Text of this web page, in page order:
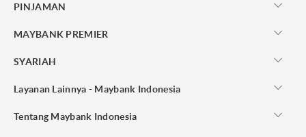
PINJAMAN
MAYBANK PREMIER
SYARIAH
Layanan Lainnya - Maybank Indonesia
Tentang Maybank Indonesia